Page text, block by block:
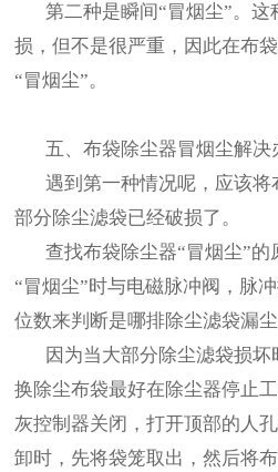
第二种是瞬间“冒烟尘”。这
损，但不是很严重，因此在布
“冒烟尘”。
五、布袋除尘器冒烟尘解决
遇到第一种情况呢，应该将
部分除尘滤袋已经破损了。
查找布袋除尘器“冒烟尘”的
“冒烟尘”时与电磁脉冲阀，脉
位数来判断是哪排除尘滤袋漏尘
因为当大部分除尘滤袋损坏
换除尘布袋最好在除尘器停止
灰控制器关闭，打开顶部的人
卸时，先将袋笼取出，然后将